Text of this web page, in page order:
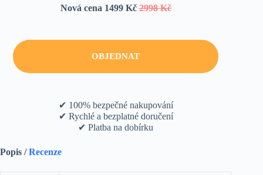
Nová cena 1499 Kč2998 Kč
OBJEDNAT
✔ 100% bezpečné nakupování
✔ Rychlé a bezplatné doručení
✔ Platba na dobírku
Popis /Recenze